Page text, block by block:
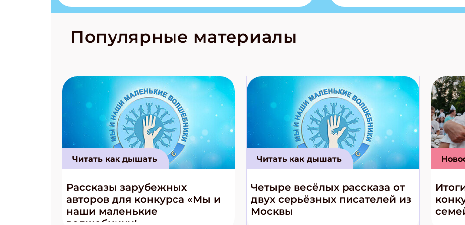
странные слова Традиционные
космические приключения!
Популярные материалы
Читать как дышать
Рассказы зарубежных
авторов для конкурса «Мы и
наши маленькие
Читать как дышать
Четыре весёлых рассказа от
двух серьёзных писателей из
Москвы